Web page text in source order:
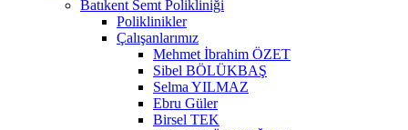
Batıkent Semt Polikliniği
Poliklinikler
Çalışanlarımız
Mehmet İbrahim ÖZET
Sibel BÖLÜKBAŞ
Selma YILMAZ
Ebru Güler
Birsel TEK